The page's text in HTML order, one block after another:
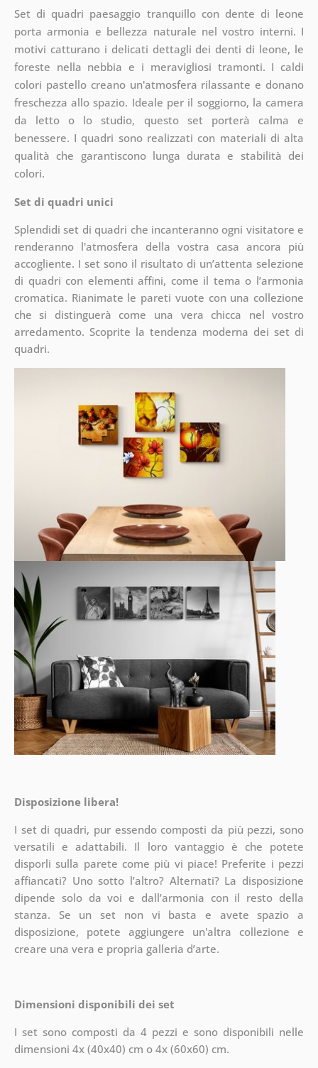
Set di quadri paesaggio tranquillo con dente di leone
porta armonia e bellezza naturale nel vostro interni. I
motivi catturano i delicati dettagli dei denti di leone, le
foreste nella nebbia e i meravigliosi tramonti. I caldi
colori pastello creano un'atmosfera rilassante e donano
freschezza allo spazio. Ideale per il soggiorno, la camera
da letto o lo studio, questo set porterà calma e
benessere. I quadri sono realizzati con materiali di alta
qualità che garantiscono lunga durata e stabilità dei
colori.
Set di quadri unici
Splendidi set di quadri che incanteranno ogni visitatore e
renderanno l'atmosfera della vostra casa ancora più
accogliente. I set sono il risultato di un’attenta selezione
di quadri con elementi affini, come il tema o l’armonia
cromatica. Rianimate le pareti vuote con una collezione
che si distinguerà come una vera chicca nel vostro
arredamento. Scoprite la tendenza moderna dei set di
quadri.
Disposizione libera!
I set di quadri, pur essendo composti da più pezzi, sono
versatili e adattabili. Il loro vantaggio è che potete
disporli sulla parete come più vi piace! Preferite i pezzi
affiancati? Uno sotto l’altro? Alternati? La disposizione
dipende solo da voi e dall’armonia con il resto della
stanza. Se un set non vi basta e avete spazio a
disposizione, potete aggiungere un'altra collezione e
creare una vera e propria galleria d’arte.
Dimensioni disponibili dei set
I set sono composti da 4 pezzi e sono disponibili nelle
dimensioni 4x (40x40) cm o 4x (60x60) cm.